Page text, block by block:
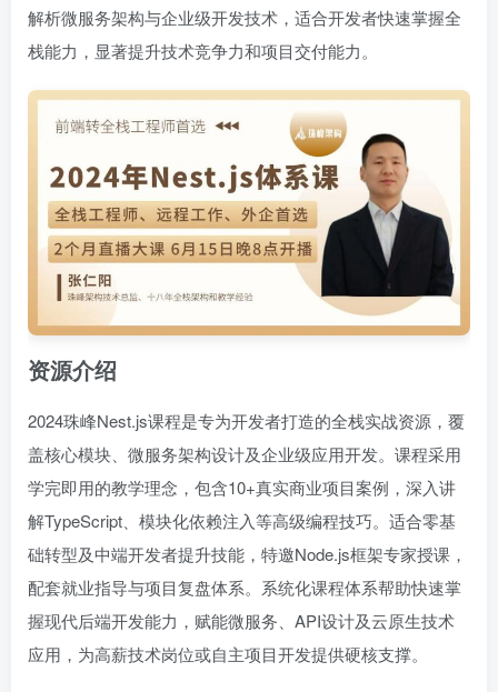
解析微服务架构与企业级开发技术，适合开发者快速掌握全
栈能力，显著提升技术竞争力和项目交付能力。
资源介绍
2024珠峰Nest.js课程是专为开发者打造的全栈实战资源，覆
盖核心模块、微服务架构设计及企业级应用开发。课程采用
学完即用的教学理念，包含10+真实商业项目案例，深入讲
解TypeScript、模块化依赖注入等高级编程技巧。适合零基
础转型及中端开发者提升技能，特邀Node.js框架专家授课，
配套就业指导与项目复盘体系。系统化课程体系帮助快速掌
握现代后端开发能力，赋能微服务、API设计及云原生技术
应用，为高薪技术岗位或自主项目开发提供硬核支撑。